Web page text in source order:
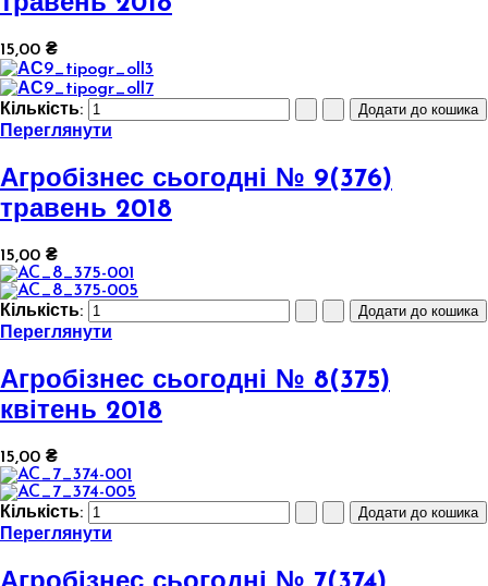
15,00 ₴
Кількість:
Переглянути
Агробізнес сьогодні № 9(376)
травень 2018
15,00 ₴
Кількість:
Переглянути
Агробізнес сьогодні № 8(375)
квітень 2018
15,00 ₴
Кількість:
Переглянути